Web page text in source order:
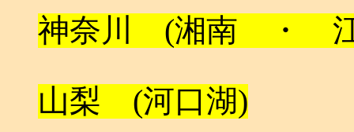
神奈川 (湘南 ・
山梨 (河口湖)